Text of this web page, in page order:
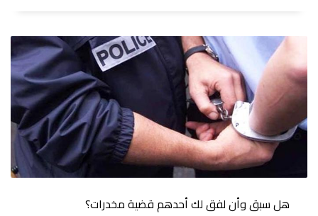
هل سبق وأن لفق لك أحدهم قضية مخدرات؟